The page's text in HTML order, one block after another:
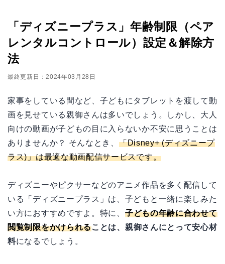
「ディズニープラス」年齢制限（ペア
レンタルコントロール）設定＆解除方
法
最終更新日：2024年03月28日
家事をしている間など、子どもにタブレットを渡して動
画を見せている親御さんは多いでしょう。しかし、大人
向けの動画が子どもの目に入らないか不安に思うことは
ありませんか？ そんなとき、 「Disney+ (ディズニープ
ラス)」は最適な動画配信サービスです。
ディズニーやピクサーなどのアニメ作品を多く配信して
いる「ディズニープラス」は、子どもと一緒に楽しみた
い方におすすめですよ。特に、 子どもの年齢に合わせて
閲覧制限をかけられることは、親御さんにとって安心材
料になるでしょう。